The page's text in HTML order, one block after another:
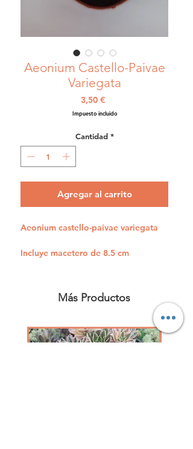
Aeonium Castello-Paivae
Variegata
3,50 €Precio
Impuesto incluido
Cantidad *
Agregar al carrito
Aeonium castello-paivae variegata
Incluye macetero de 8.5 cm
Más Productos